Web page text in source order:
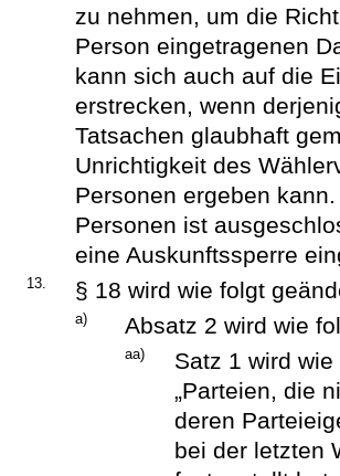
zu nehmen, um die
Person eingetragenen
kann sich auch auf die
erstrecken, wenn
Tatsachen glaubhaft
Unrichtigkeit des
Personen ergeben
Personen ist
eine Auskunftssperre
13. § 18 wird wie folgt
a) Absatz 2 wird wie
aa)
Satz 1 wird
„Parteien, die
deren
bei der letzten